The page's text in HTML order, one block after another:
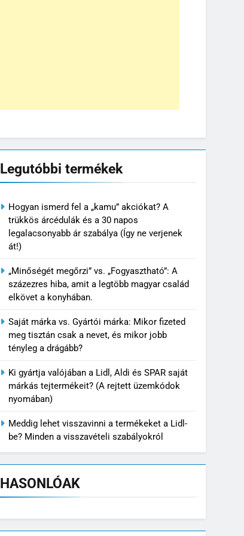
Legutóbbi termékek
Hogyan ismerd fel a „kamu” akciókat? A
trükkös árcédulák és a 30 napos
legalacsonyabb ár szabálya (Így ne verjenek
át!)
„Minőségét megőrzi” vs. „Fogyasztható”: A
százezres hiba, amit a legtöbb magyar család
elkövet a konyhában.
Saját márka vs. Gyártói márka: Mikor fizeted
meg tisztán csak a nevet, és mikor jobb
tényleg a drágább?
Ki gyártja valójában a Lidl, Aldi és SPAR saját
márkás tejtermékeit? (A rejtett üzemkódok
nyomában)
Meddig lehet visszavinni a termékeket a Lidl-
be? Minden a visszavételi szabályokról
HASONLÓAK